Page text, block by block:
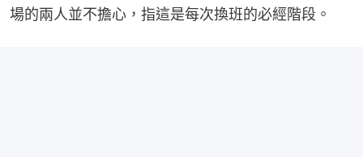
場的兩人並不擔心，指這是每次換班的必經階段。